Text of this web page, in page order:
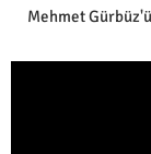
Mehmet